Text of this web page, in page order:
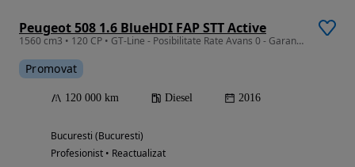
Peugeot 508 1.6 BlueHDI FAP STT Active
1560 cm3 • 120 CP • GT-Line - Posibilitate Rate Avans 0 - Garantie 12 Luni - IMPECABILA
Promovat
120 000 km Diesel 2016
Bucuresti (Bucuresti)
Profesionist • Reactualizat